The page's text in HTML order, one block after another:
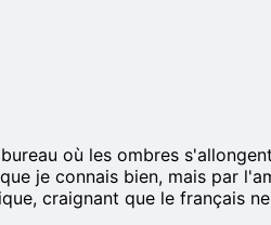
où les ombres
je connais bien, mais par
craignant que le français